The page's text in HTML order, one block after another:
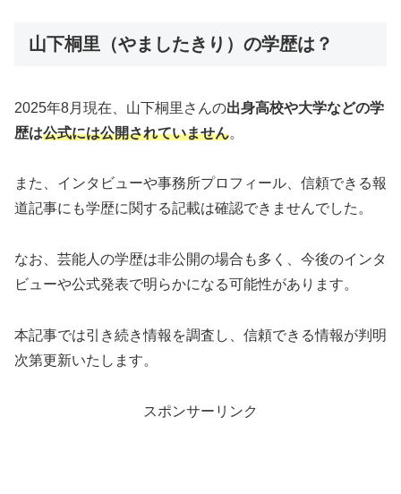
山下桐里（やましたきり）の学歴は？
2025年8月現在、山下桐里さんの出身高校や大学などの学
歴は公式には公開されていません。
また、インタビューや事務所プロフィール、信頼できる報
道記事にも学歴に関する記載は確認できませんでした。
なお、芸能人の学歴は非公開の場合も多く、今後のインタ
ビューや公式発表で明らかになる可能性があります。
本記事では引き続き情報を調査し、信頼できる情報が判明
次第更新いたします。
スポンサーリンク